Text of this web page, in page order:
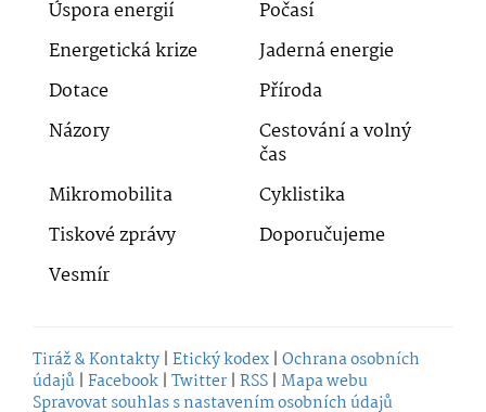
Úspora energií
Počasí
Energetická krize
Jaderná energie
Dotace
Příroda
Názory
Cestování a volný
čas
Mikromobilita
Cyklistika
Tiskové zprávy
Doporučujeme
Vesmír
Tiráž & Kontakty | Etický kodex | Ochrana osobních
údajů | Facebook | Twitter | RSS | Mapa webu
Spravovat souhlas s nastavením osobních údajů